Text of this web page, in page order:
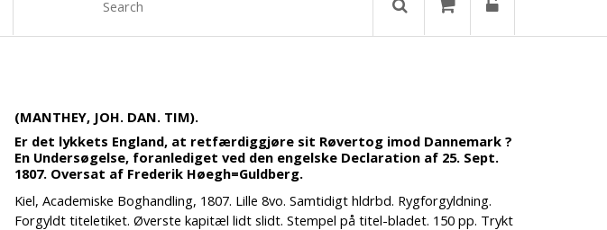
(MANTHEY, JOH. DAN. TIM).
Er det lykkets England, at retfærdiggjøre sit Røvertog imod Dannemark ?
En Undersøgelse, foranlediget ved den engelske Declaration af 25. Sept.
1807. Oversat af Frederik Høegh=Guldberg.
Kiel, Academiske Boghandling, 1807. Lille 8vo. Samtidigt hldrbd. Rygforgyldning.
Forgyldt titeletiket. Øverste kapitæl lidt slidt. Stempel på titel-bladet. 150 pp. Trykt